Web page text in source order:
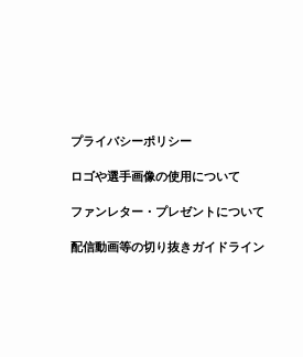
プライバシーポリシー
ロゴや選手画像の使用について
ファンレター・プレゼントについて
配信動画等の切り抜きガイドライン